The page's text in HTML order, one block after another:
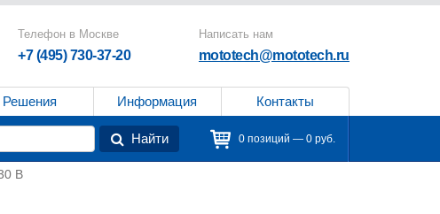
Телефон в Москве
+7 (495) 730-37-20
Написать нам
mototech@mototech.ru
Решения Информация Контакты
Найти 0 позиций — 0 руб.
B